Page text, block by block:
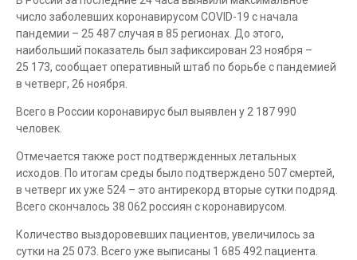
число заболевших коронавирусом COVID-19 с начала
пандемии – 25 487 случая в 85 регионах. До этого,
наибольший показатель был зафиксирован 23 ноября –
25 173, сообщает оперативный штаб по борьбе с пандемией
в четверг, 26 ноября.
Всего в России коронавирус был выявлен у 2 187 990
человек.
Отмечается также рост подтвержденных летальных
исходов. По итогам среды было подтверждено 507 смертей,
в четверг их уже 524 – это антирекорд вторые сутки подряд.
Всего скончалось 38 062 россиян с коронавирусом.
Количество выздоровевших пациентов, увеличилось за
сутки на 25 073. Всего уже выписаны 1 685 492 пациента.